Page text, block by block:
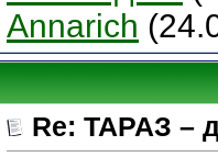
Annarich
Re: ТАРАЗ –